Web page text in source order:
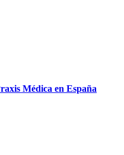
Médica en España